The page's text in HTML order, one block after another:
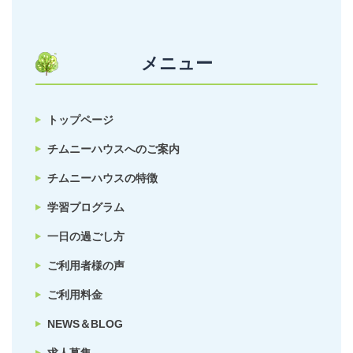
メニュー
トップページ
チムニーハウスへのご案内
チムニーハウスの特徴
学習プログラム
一日の過ごし方
ご利用者様の声
ご利用料金
NEWS＆BLOG